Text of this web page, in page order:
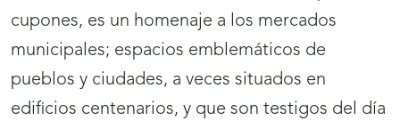
cupones, es un homenaje a los mercados
municipales; espacios emblemáticos de
pueblos y ciudades, a veces situados en
edificios centenarios, y que son testigos del día